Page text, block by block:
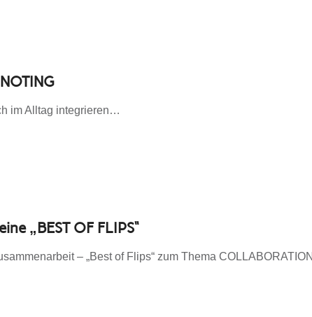
im Alltag integrieren…
„BEST OF FLIPS“
– „Best of Flips“ zum Thema